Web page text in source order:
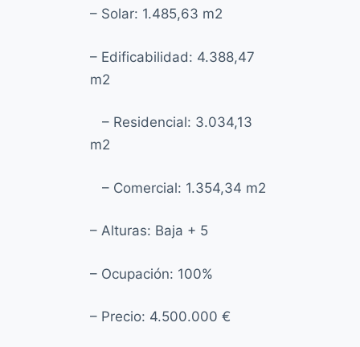
– Solar: 1.485,63 m2
– Edificabilidad: 4.388,47
m2
– Residencial: 3.034,13
m2
– Comercial: 1.354,34 m2
– Alturas: Baja + 5
– Ocupación: 100%
– Precio: 4.500.000 €